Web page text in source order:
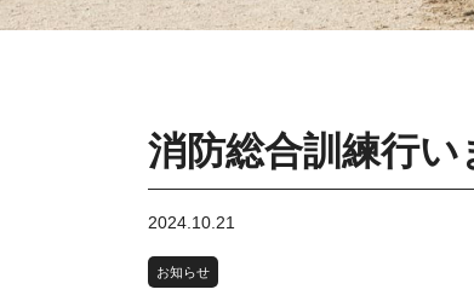
消防総合訓練行い
2024.10.21
お知らせ